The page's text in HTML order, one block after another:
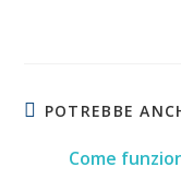
POTREBBE
Come